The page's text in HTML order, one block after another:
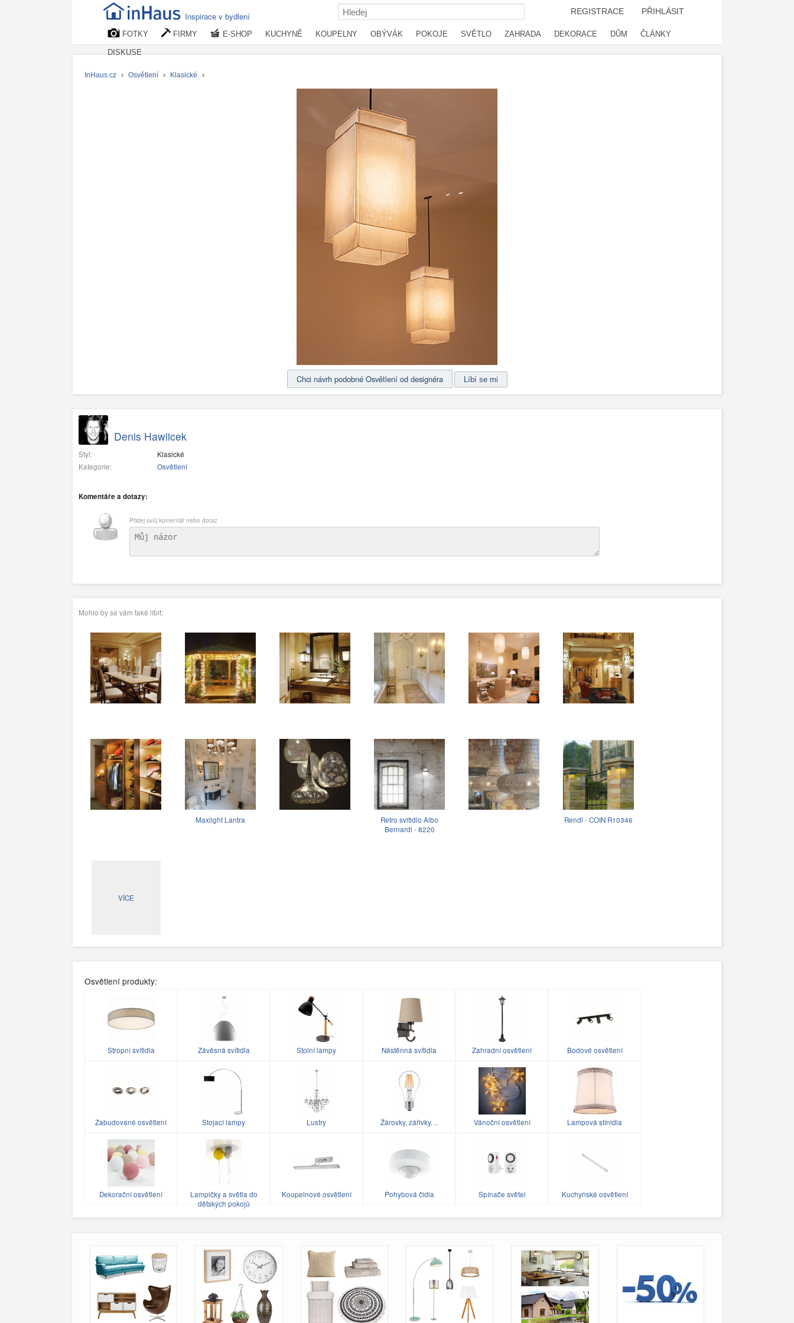
Inspirace v bydlení REGISTRACE PŘIHLÁSIT
FOTKY FIRMY E-SHOP KUCHYNĚ KOUPELNY OBÝVÁK POKOJE SVĚTLO ZAHRADA DEKORACE DŮM ČLÁNKY
DISKUSE
InHaus.cz › Osvětlení › Klasické ›
Chci návrh podobné Osvětlení od designéra
Denis Hawlicek
Styl:
Klasické
Kategorie:
Osvětlení
Komentáře a dotazy:
Přidej svůj komentář nebo dotaz
Mohlo by se vám také líbit:
Maxlight Lantra
Retro svitidlo Albo
Bernardi - 8220
Rendl - COIN R10346
VÍCE
Osvětlení produkty:
Stropní svítidla Závěsná svítidla Stolní lampy Nástěnná svítidla Zahradní osvětlení Bodové osvětlení
Zabudované osvětlení Stojací lampy Lustry Žárovky, zářivky, .. Vánoční osvětlení Lampová stínidla
Dekorační osvětlení
Lampičky a světla do
dětských pokojů
Koupelnové osvětlení Pohybová čidla Spínače světel Kuchyňské osvětlení